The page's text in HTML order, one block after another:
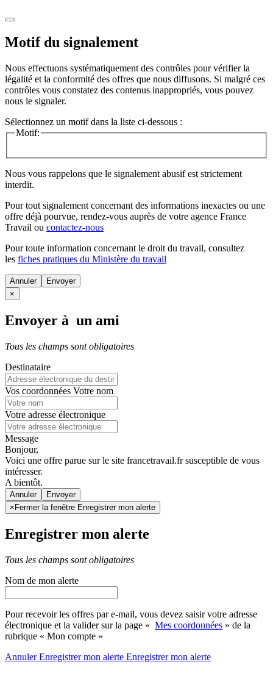
Motif du signalement
Nous effectuons systématiquement des contrôles pour vérifier la
légalité et la conformité des offres que nous diffusons. Si malgré ces
contrôles vous constatez des contenus inappropriés, vous pouvez
nous le signaler.
Sélectionnez un motif dans la liste ci-dessous :
Motif:
Nous vous rappelons que le signalement abusif est strictement
interdit.
Pour tout signalement concernant des informations inexactes ou une
offre déjà pourvue, rendez-vous auprès de votre agence France
Travail ou contactez-nous
Pour toute information concernant le droit du travail, consultez
les fiches pratiques du Ministère du travail
Annuler
×
Envoyer à un ami
Tous les champs sont obligatoires
Destinataire
Vos coordonnées Votre nom
Votre adresse électronique
Message
Bonjour,
Voici une offre parue sur le site francetravail.fr susceptible de vous
intéresser.
A bientôt.
Annuler
× Fermer la fenêtre Enregistrer mon alerte
Enregistrer mon alerte
Tous les champs sont obligatoires
Nom de mon alerte
Pour recevoir les offres par e-mail, vous devez saisir votre adresse
électronique et la valider sur la page « Mes coordonnées » de la
rubrique « Mon compte »
AnnulerEnregistrer mon alerte Enregistrermon alerte